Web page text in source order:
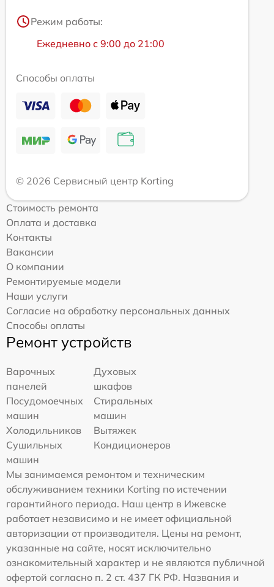
Режим работы:
Ежедневно с 9:00 до 21:00
Способы оплаты
© 2026 Сервисный центр Korting
Стоимость ремонта
Оплата и доставка
Контакты
Вакансии
О компании
Ремонтируемые модели
Наши услуги
Согласие на обработку персональных данных
Способы оплаты
Ремонт устройств
Варочных
панелей
Духовых
шкафов
Посудомоечных
машин
Стиральных
машин
Холодильников
Вытяжек
Сушильных
машин
Кондиционеров
Мы занимаемся ремонтом и техническим
обслуживанием техники Korting по истечении
гарантийного периода. Наш центр в Ижевске
работает независимо и не имеет официальной
авторизации от производителя. Цены на ремонт,
указанные на сайте, носят исключительно
ознакомительный характер и не являются публичной
офертой согласно п. 2 ст. 437 ГК РФ. Названия и